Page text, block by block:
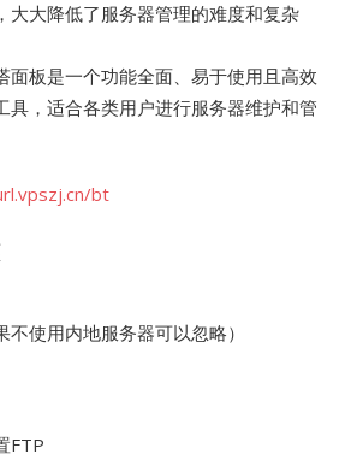
大大降低了服务器管理的难度和复杂
面板是一个功能全面、易于使用且高效
具，适合各类用户进行服务器维护和管
bt
不使用内地服务器可以忽略）
FTP